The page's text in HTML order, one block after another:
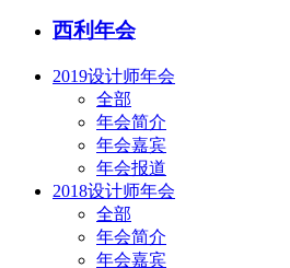
西利年会
2019设计师年会
全部
年会简介
年会嘉宾
年会报道
2018设计师年会
全部
年会简介
年会嘉宾